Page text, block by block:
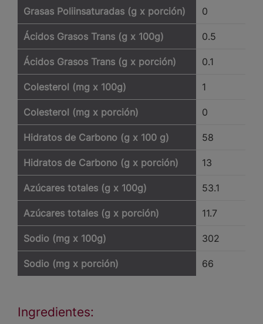
Grasas Poliinsaturadas (g x porción) 0
Ácidos Grasos Trans (g x 100g) 0.5
Ácidos Grasos Trans (g x porción) 0.1
Colesterol (mg x 100g) 1
Colesterol (mg x porción) 0
Hidratos de Carbono (g x 100 g) 58
Hidratos de Carbono (g x porción) 13
Azúcares totales (g x 100g) 53.1
Azúcares totales (g x porción) 11.7
Sodio (mg x 100g) 302
Sodio (mg x porción) 66
Ingredientes: